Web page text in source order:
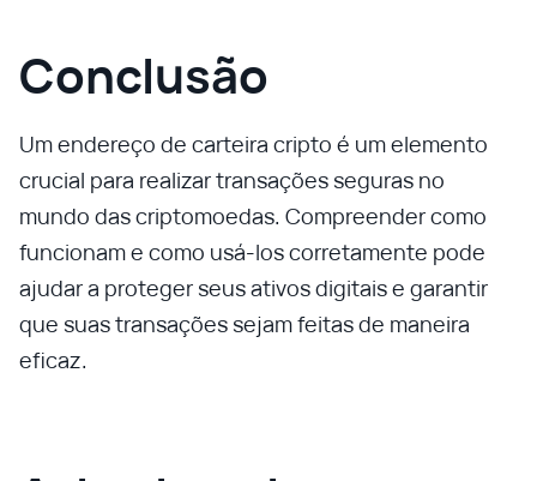
Conclusão
Um endereço de carteira cripto é um elemento
crucial para realizar transações seguras no
mundo das criptomoedas. Compreender como
funcionam e como usá-los corretamente pode
ajudar a proteger seus ativos digitais e garantir
que suas transações sejam feitas de maneira
eficaz.